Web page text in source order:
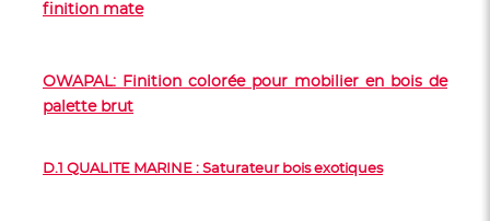
finition mate
OWAPAL: Finition colorée pour mobilier en bois de
palette brut
D.1 QUALITE MARINE : Saturateur bois exotiques